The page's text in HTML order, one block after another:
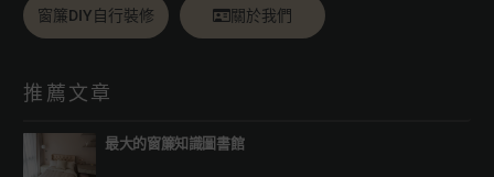
窗簾DIY自行裝修 關於我們
推薦文章
最大的窗簾知識圖書館